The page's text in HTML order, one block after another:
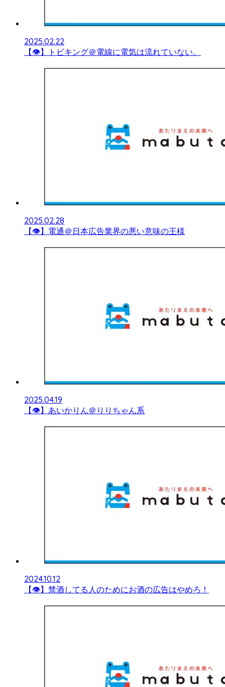
2025.02.22
【👁】トビキング＠電線に電気は流れていない。
2025.02.28
【👁】電通＠日本広告業界の悪い意味の王様
2025.04.19
【👁】あいかりん＠りりちゃん系
2024.10.12
【👁】禁酒してる人のためにお酒の広告はやめろ！